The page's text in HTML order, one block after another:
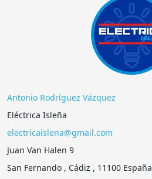
Antonio Rodríguez Vázquez
Eléctrica Isleña
electricaislena@gmail.com
Juan Van Halen 9
San Fernando , Cádiz , 11100 España